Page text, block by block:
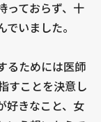
っておらず、十
いました。
るためには医師
すことを決意し
好きなこと、女